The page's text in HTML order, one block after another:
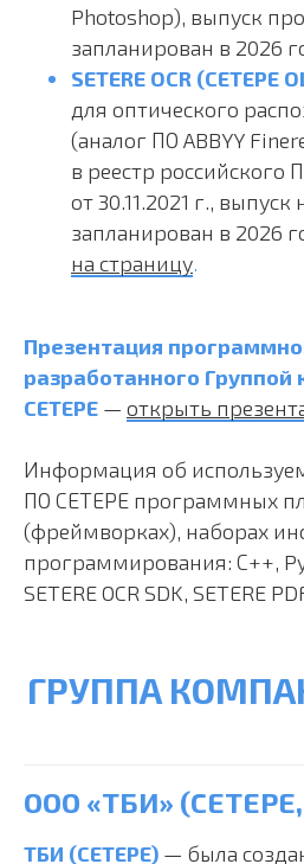
Photoshop), выпуск
запланирован в 2026
SETERE OCR (СЕТЕРЕ
для оптического
(аналог ПО ABBYY
в реестр российского
от 30.11.2021 г.,
запланирован в 2026
на страницу.
Презентация
разработанного Группой
СЕТЕРЕ — открыть
Информация об
ПО СЕТЕРЕ программных
(фреймворках), наборах
программирования: С++,
SETERE OCR SDK, SETERE
ГРУППА
ООО «ТБИ» (СЕТЕРЕ,
ТБИ (СЕТЕРЕ) — была